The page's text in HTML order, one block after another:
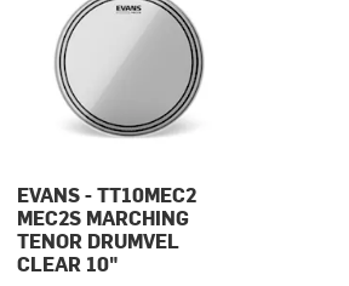
EVANS - TT10MEC2
MEC2S MARCHING
TENOR DRUMVEL
CLEAR 10"